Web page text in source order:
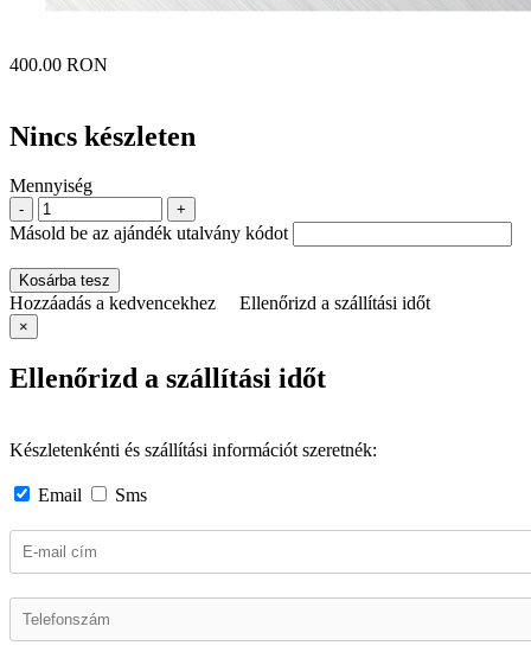
400.00 RON
Nincs készleten
Mennyiség
- +
Másold be az ajándék utalvány kódot
Kosárba tesz
Hozzáadás a kedvencekhez Ellenőrizd a szállítási időt
×
Ellenőrizd a szállítási időt
Készletenkénti és szállítási információt szeretnék:
Email Sms